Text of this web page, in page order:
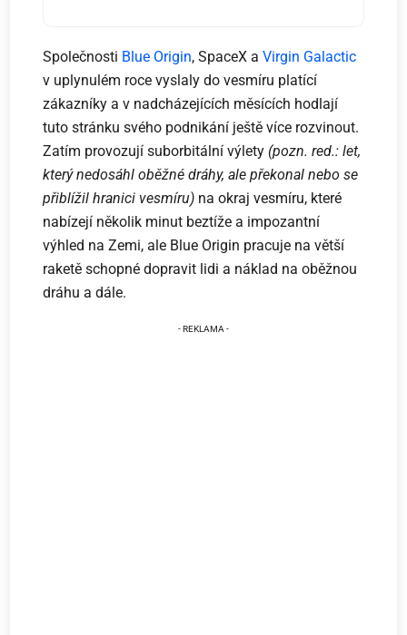
Společnosti Blue Origin, SpaceX aVirgin Galactic
v uplynulém roce vyslaly do vesmíru platící
zákazníky a v nadcházejících měsících hodlají
tuto stránku svého podnikání ještě více rozvinout.
Zatím provozují suborbitální výlety (pozn. red.: let,
který nedosáhl oběžné dráhy, ale překonal nebo se
přiblížil hranici vesmíru) na okraj vesmíru, které
nabízejí několik minut beztíže a impozantní
výhled na Zemi, ale Blue Origin pracuje na větší
raketě schopné dopravit lidi a náklad na oběžnou
dráhu a dále.